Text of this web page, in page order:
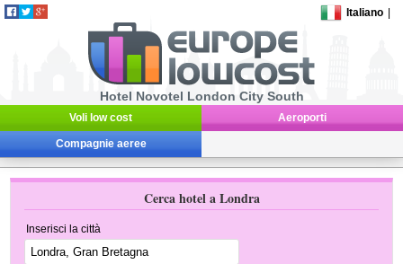
Italiano
Hotel Novotel London City South
Voli low cost Aeroporti
Compagnie aeree
Cerca hotel a Londra
Inserisci la città